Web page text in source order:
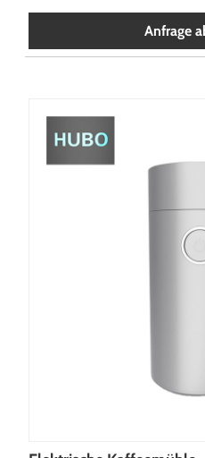
Anfrage